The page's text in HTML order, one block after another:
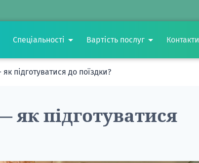
Спеціальності Вартість послуг Контакти
підготуватися до поїздки?
підготуватися